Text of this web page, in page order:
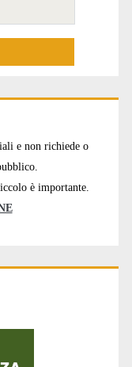
e non richiede o
è importante.